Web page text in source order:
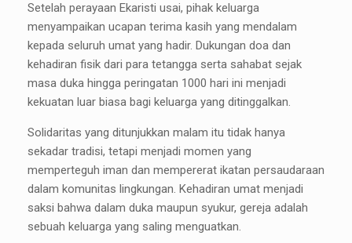
Setelah perayaan Ekaristi usai, pihak keluarga
menyampaikan ucapan terima kasih yang mendalam
kepada seluruh umat yang hadir. Dukungan doa dan
kehadiran fisik dari para tetangga serta sahabat sejak
masa duka hingga peringatan 1000 hari ini menjadi
kekuatan luar biasa bagi keluarga yang ditinggalkan.
Solidaritas yang ditunjukkan malam itu tidak hanya
sekadar tradisi, tetapi menjadi momen yang
memperteguh iman dan mempererat ikatan persaudaraan
dalam komunitas lingkungan. Kehadiran umat menjadi
saksi bahwa dalam duka maupun syukur, gereja adalah
sebuah keluarga yang saling menguatkan.